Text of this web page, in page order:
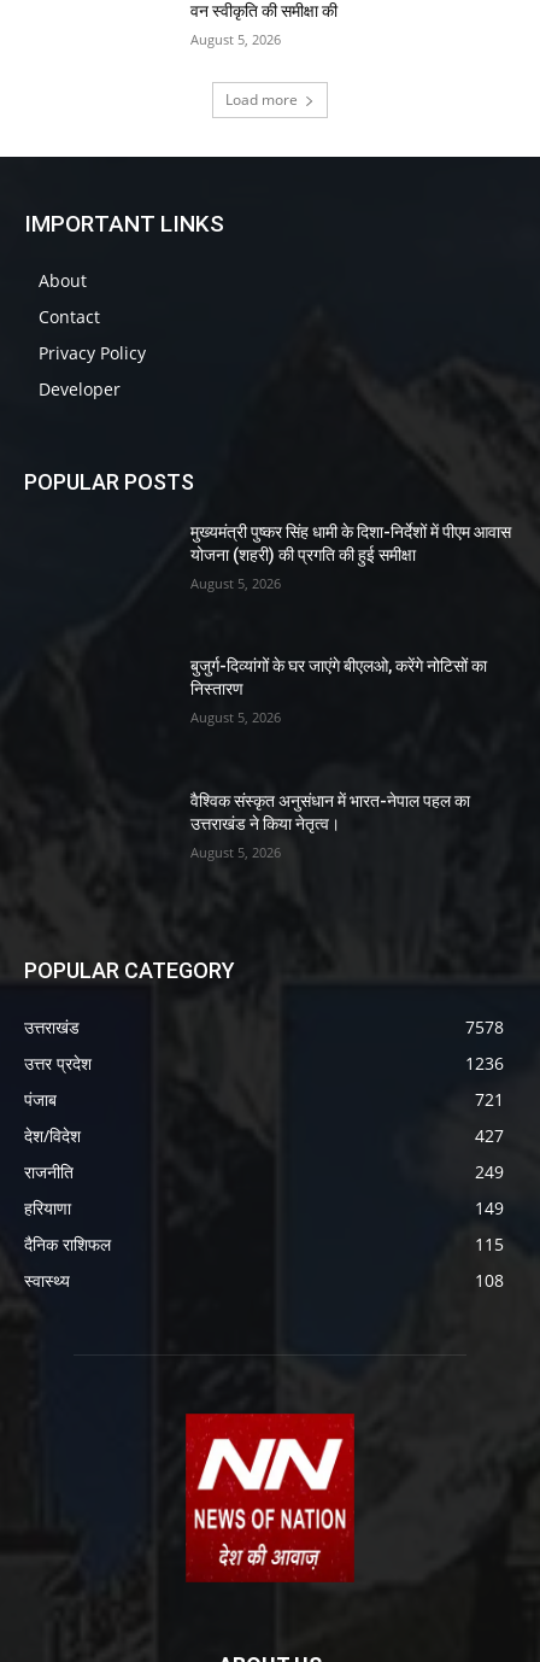
वन स्वीकृति की समीक्षा की
August 5, 2026
Load more
IMPORTANT LINKS
About
Contact
Privacy Policy
Developer
POPULAR POSTS
मुख्यमंत्री पुष्कर सिंह धामी के दिशा-निर्देशों में पीएम आवास
योजना (शहरी) की प्रगति की हुई समीक्षा
August 5, 2026
बुजुर्ग-दिव्यांगों के घर जाएंगे बीएलओ, करेंगे नोटिसों का
निस्तारण
August 5, 2026
वैश्विक संस्कृत अनुसंधान में भारत-नेपाल पहल का
उत्तराखंड ने किया नेतृत्व।
August 5, 2026
POPULAR CATEGORY
उत्तराखंड
7578
उत्तर प्रदेश
1236
पंजाब
721
देश/विदेश
427
राजनीति
249
हरियाणा
149
दैनिक राशिफल
115
स्वास्थ्य
108